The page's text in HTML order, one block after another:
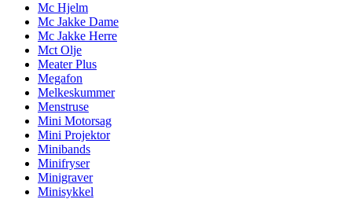
Mc Hjelm
Mc Jakke Dame
Mc Jakke Herre
Mct Olje
Meater Plus
Megafon
Melkeskummer
Menstruse
Mini Motorsag
Mini Projektor
Minibands
Minifryser
Minigraver
Minisykkel